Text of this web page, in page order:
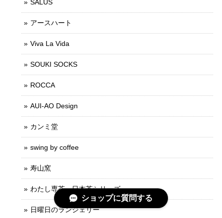
SALUS
アースハート
Viva La Vida
SOUKI SOCKS
ROCCA
AUI-AO Design
カンミ堂
swing by coffee
寿山窯
わたし専茶・日本茶シリーズ
日曜日のランジェリー
ショップに質問する